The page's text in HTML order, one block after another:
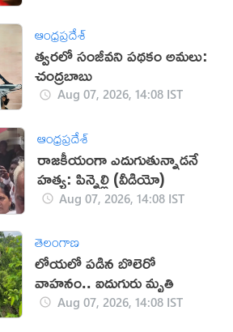
ఆంధ్రప్రదేశ్
త్వరలో సంజీవని పథకం అమలు:
చంద్రబాబు
Aug 07, 2026, 14:08 IST
ఆంధ్రప్రదేశ్
రాజకీయంగా ఎదుగుతున్నాడనే
హత్య: పిన్నెల్లి (వీడియో)
Aug 07, 2026, 14:08 IST
తెలంగాణ
లోయలో పడిన బొలెరో
వాహనం.. ఐదుగురు మృతి
Aug 07, 2026, 14:08 IST